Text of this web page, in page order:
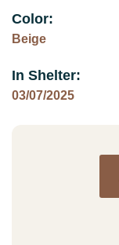
Color:
Beige
In Shelter:
03/07/2025